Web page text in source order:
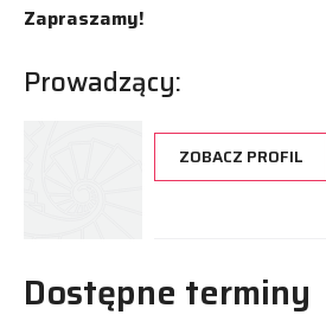
Zapraszamy!
Prowadzący:
ZOBACZ PROFIL
Dostępne terminy